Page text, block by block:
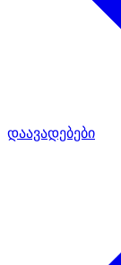
დაავადებები